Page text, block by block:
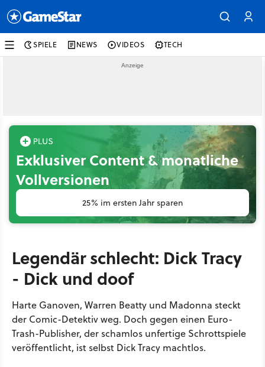
SPIELE NEWS VIDEOS TECH
Exklusiver Content & monatliche
Vollversionen
25% im ersten Jahr sparen
Legendär schlecht: Dick Tracy
- Dick und doof
Harte Ganoven, Warren Beatty und Madonna steckt
der Comic-Detektiv weg. Doch gegen einen Euro-
Trash-Publisher, der schamlos unfertige Schrottspiele
veröffentlicht, ist selbst Dick Tracy machtlos.